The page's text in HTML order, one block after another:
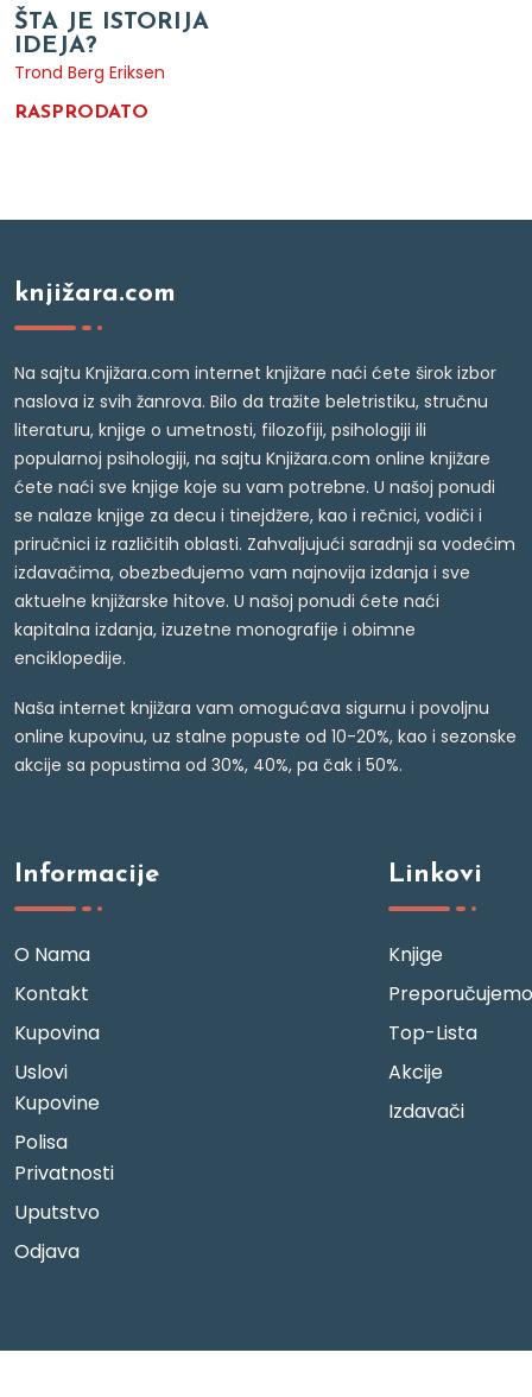
ŠTA JE ISTORIJA
IDEJA?
Trond Berg Eriksen
RASPRODATO
knjižara.com
Na sajtu Knjižara.com internet knjižare naći ćete širok izbor
naslova iz svih žanrova. Bilo da tražite beletristiku, stručnu
literaturu, knjige o umetnosti, filozofiji, psihologiji ili
popularnoj psihologiji, na sajtu Knjižara.com online knjižare
ćete naći sve knjige koje su vam potrebne. U našoj ponudi
se nalaze knjige za decu i tinejdžere, kao i rečnici, vodiči i
priručnici iz različitih oblasti. Zahvaljujući saradnji sa vodećim
izdavačima, obezbeđujemo vam najnovija izdanja i sve
aktuelne knjižarske hitove. U našoj ponudi ćete naći
kapitalna izdanja, izuzetne monografije i obimne
enciklopedije.
Naša internet knjižara vam omogućava sigurnu i povoljnu
online kupovinu, uz stalne popuste od 10-20%, kao i sezonske
akcije sa popustima od 30%, 40%, pa čak i 50%.
Informacije
O Nama
Kontakt
Kupovina
Uslovi
Kupovine
Polisa
Privatnosti
Uputstvo
Odjava
Linkovi
Knjige
Preporučujemo
Top-Lista
Akcije
Izdavači